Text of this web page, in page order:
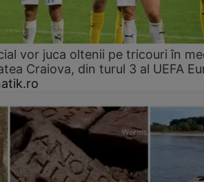
vor juca oltenii pe tricouri în
Craiova, din turul 3 al UEFA